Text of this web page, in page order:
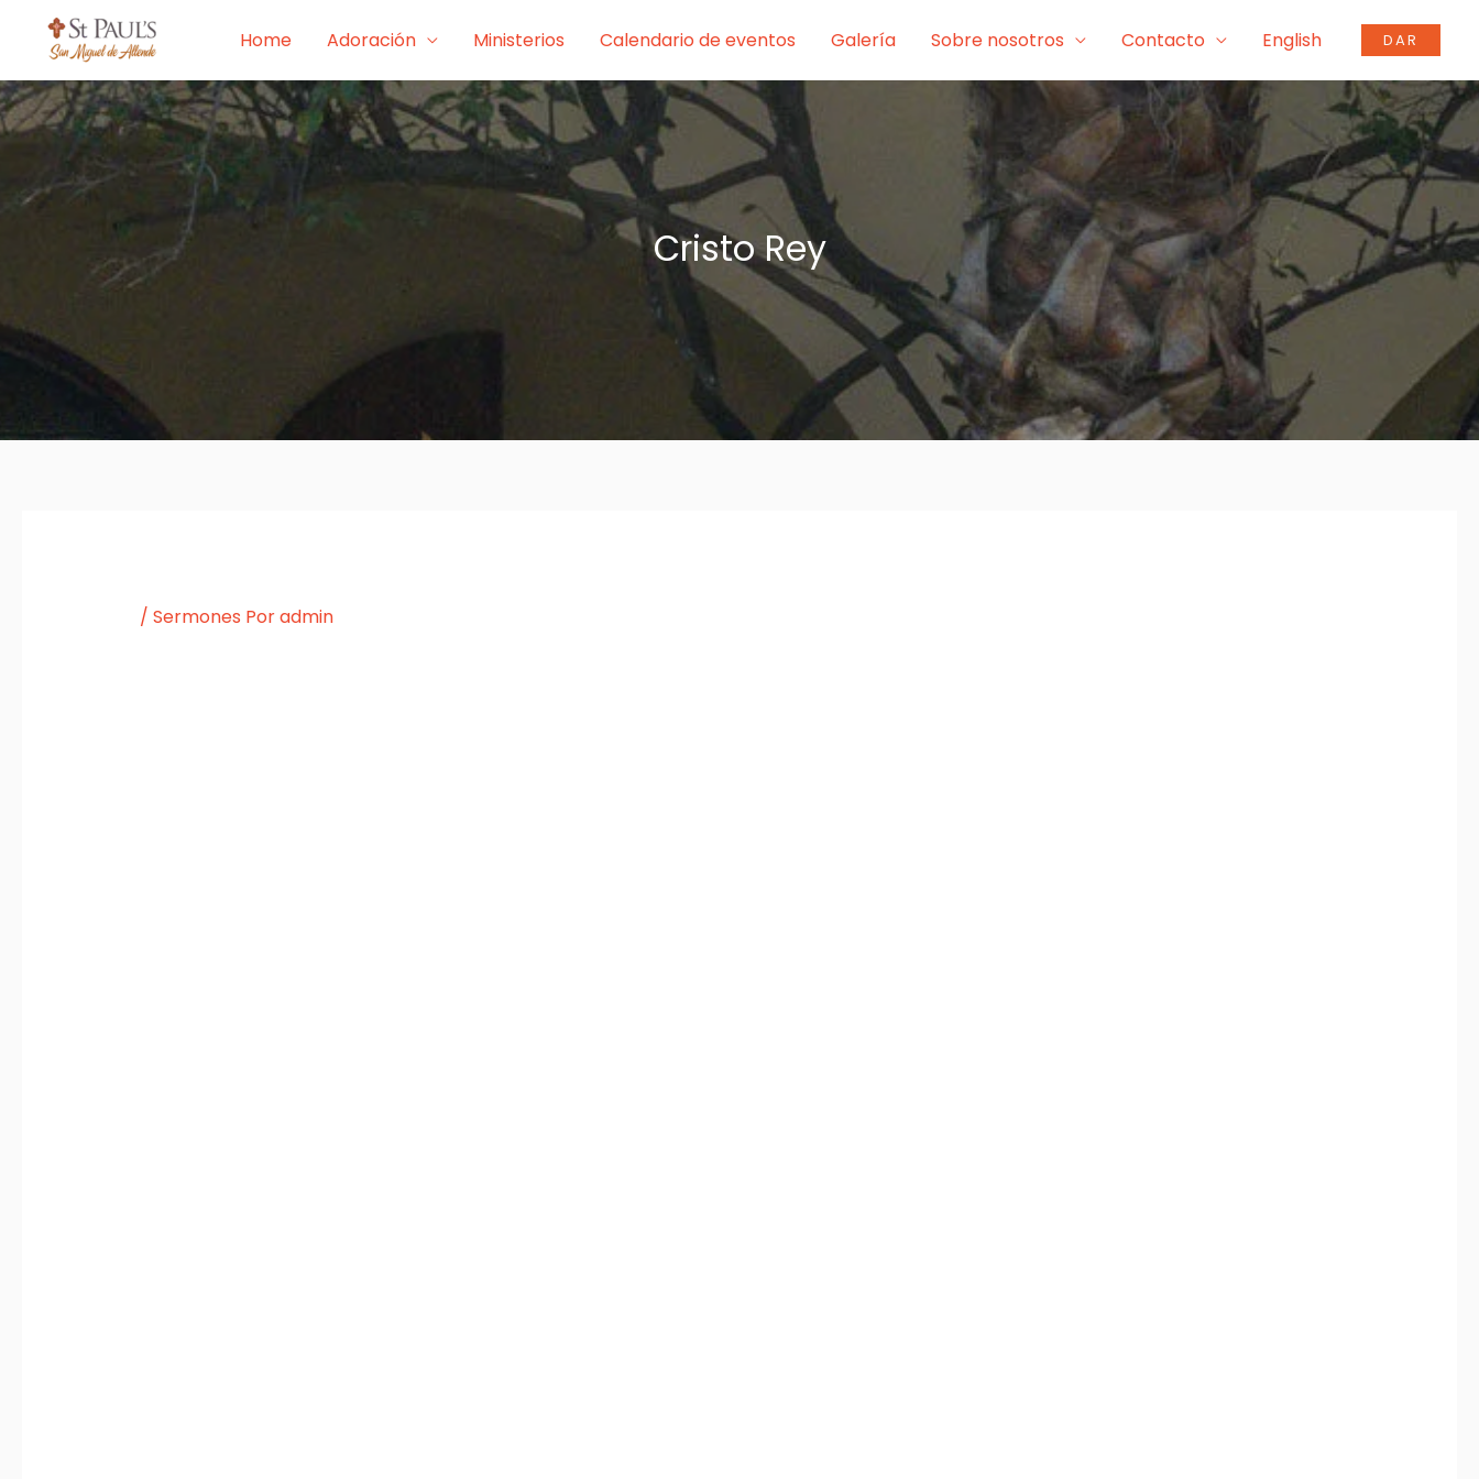
content
Home Adoración Ministerios Calendario de eventos Galería Sobre nosotros Contacto English DAR
Cristo Rey
/ Sermones Poradmin